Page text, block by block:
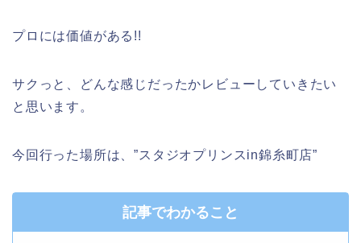
プロには価値がある!!
サクっと、どんな感じだったかレビューしていきたい
と思います。
今回行った場所は、”スタジオプリンスin錦糸町店”
記事でわかること